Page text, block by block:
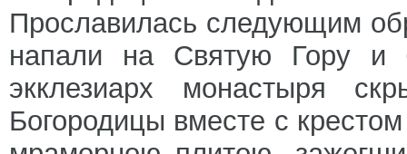
Прославилась следующим
напали на Святую Гору и
экклезиарх монастыря
Богородицы вместе с